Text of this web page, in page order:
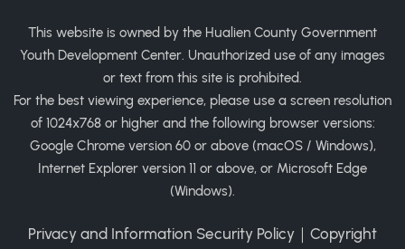
This website is owned by the Hualien County Government
Youth Development Center. Unauthorized use of any images
or text from this site is prohibited.
For the best viewing experience, please use a screen resolution
of 1024x768 or higher and the following browser versions:
Google Chrome version 60 or above (macOS / Windows),
Internet Explorer version 11 or above, or Microsoft Edge
(Windows).
Privacy and Information Security Policy ｜ Copyright